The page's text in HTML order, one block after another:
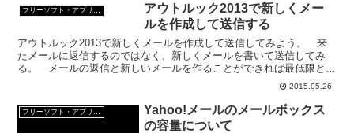
アウトルック2013で新しくメー
ルを作成して送信する
アウトルック2013で新しくメールを作成して送信してみよう。 来
たメールに返信するのではなく、新しくメールを書いて送信してみ
る。 メールの返信と新しいメールを作ることができれば最低限とは
いえ仕事で使うことができる。新しいメールを書いて送信す...2015.05.26
フリーソフト・アプリ・Webサービス
Yahoo!メールのメールボックス
の容量について